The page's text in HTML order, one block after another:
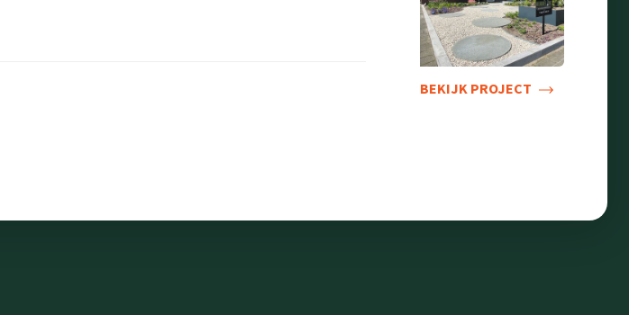
BEKIJK PROJECT